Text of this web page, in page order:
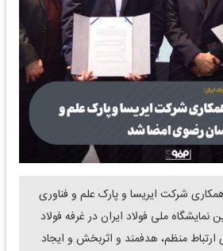
شرکت ایریسا و پارک علم و فناوری
ملی فولاد ایران در غرفه فولاد
ارتباط منظم، هدفمند و اثربخش و ایجاد